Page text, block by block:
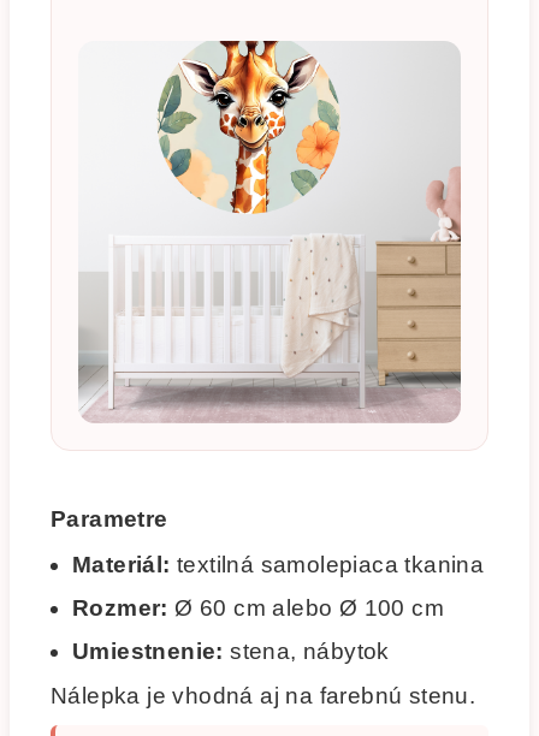
Parametre
Materiál: textilná samolepiaca tkanina
Rozmer: Ø 60 cm alebo Ø 100 cm
Umiestnenie: stena, nábytok
Nálepka je vhodná aj na farebnú stenu.